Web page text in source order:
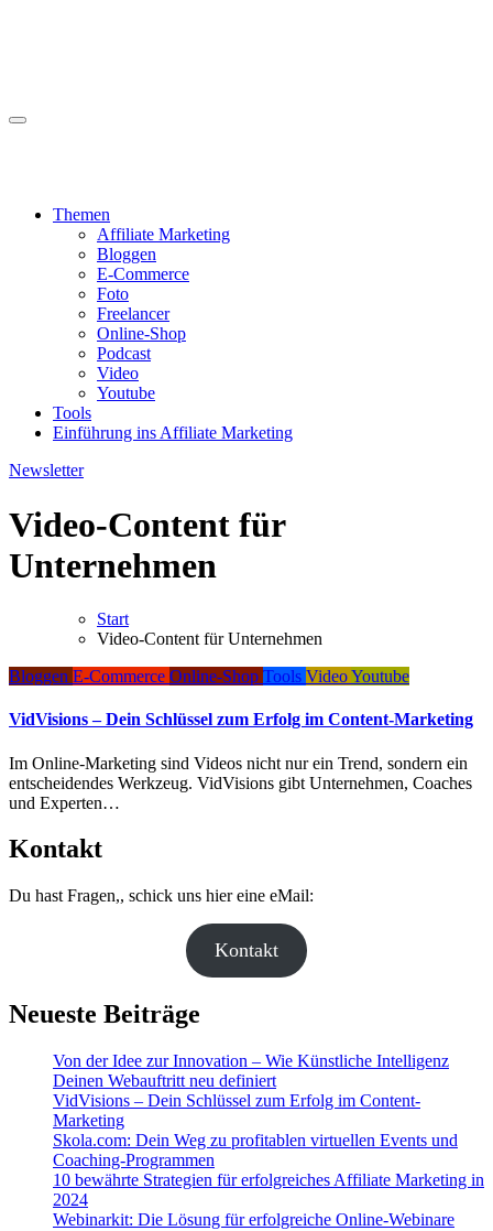
Themen
Affiliate Marketing
Bloggen
E-Commerce
Foto
Freelancer
Online-Shop
Podcast
Video
Youtube
Tools
Einführung ins Affiliate Marketing
Newsletter
Video-Content für
Unternehmen
Start
Video-Content für Unternehmen
Bloggen E-Commerce Online-Shop Tools VideoYoutube
VidVisions – Dein Schlüssel zum Erfolg im Content-Marketing
Im Online-Marketing sind Videos nicht nur ein Trend, sondern ein
entscheidendes Werkzeug. VidVisions gibt Unternehmen, Coaches
und Experten…
Kontakt
Du hast Fragen,, schick uns hier eine eMail:
Kontakt
Neueste Beiträge
Von der Idee zur Innovation – Wie Künstliche Intelligenz
Deinen Webauftritt neu definiert
VidVisions – Dein Schlüssel zum Erfolg im Content-
Marketing
Skola.com: Dein Weg zu profitablen virtuellen Events und
Coaching-Programmen
10 bewährte Strategien für erfolgreiches Affiliate Marketing in
2024
Webinarkit: Die Lösung für erfolgreiche Online-Webinare